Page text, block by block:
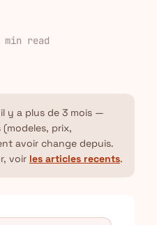
min read
il y a plus de 3 mois —
prix,
avoir change depuis.
voir les articles recents.